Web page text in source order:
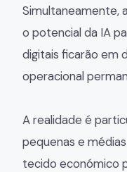
Simultaneamente,
o potencial da IA
digitais ficarão em
operacional
A realidade é
pequenas e
tecido económico